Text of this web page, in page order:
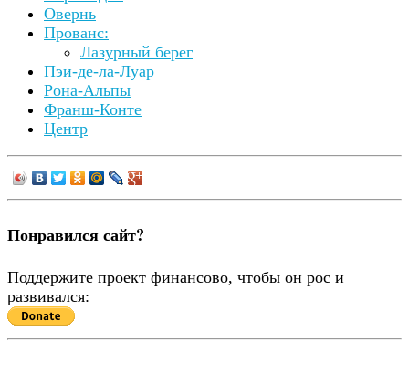
Овернь
Прованс:
Лазурный берег
Пэи-де-ла-Луар
Рона-Альпы
Франш-Конте
Центр
Понравился сайт?
Поддержите проект финансово, чтобы он рос и
развивался: